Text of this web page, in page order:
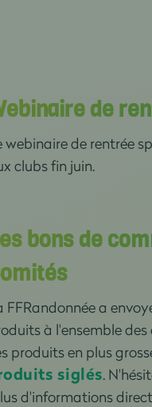
de
webinaire de rentrée
clubs fin juin.
bons de
FFRandonnée a
à l'ensemble
produits en plus
siglés.
d'informations